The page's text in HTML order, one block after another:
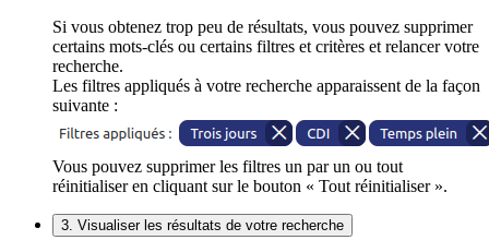
Si vous obtenez trop peu de résultats, vous pouvez supprimer
certains mots-clés ou certains filtres et critères et relancer votre
recherche.
Les filtres appliqués à votre recherche apparaissent de la façon
suivante :
Vous pouvez supprimer les filtres un par un ou tout
réinitialiser en cliquant sur le bouton « Tout réinitialiser ».
3. Visualiser les résultats de votre recherche